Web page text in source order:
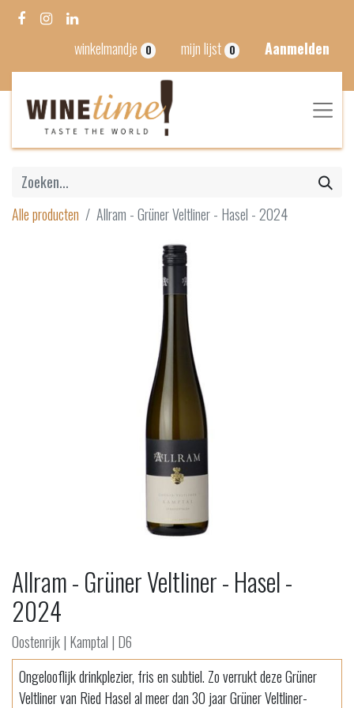
winkelmandje 0 mijn lijst 0 Aanmelden
Alle producten Allram - Grüner Veltliner - Hasel - 2024
Allram - Grüner Veltliner - Hasel -
2024
Oostenrijk | Kamptal | D6
Ongelooflijk drinkplezier, fris en subtiel. Zo verrukt deze Grüner
Veltliner van Ried Hasel al meer dan 30 jaar Grüner Veltliner-